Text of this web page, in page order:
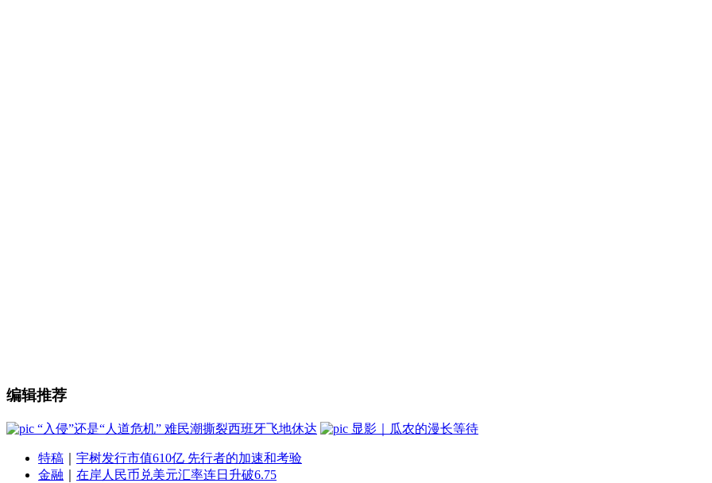
编辑推荐
“入侵”还是“人道危机” 难民潮撕裂西班牙飞地休达 显影｜瓜农的漫长等待
特稿
宇树发行市值610亿 先行者的加速和考验
金融
在岸人民币兑美元汇率连日升破6.75